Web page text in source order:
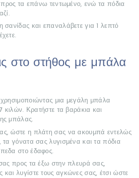
προς τα επάνω τεντωμένο, ενώ τα πόδια
σανίδας και επαναλάβετε για 1 λεπτό
στο στήθος με μπάλα
μια μεγάλη μπάλα
κιλών. Κρατήστε τα βαράκια και
μπάλας.
ώστε η πλάτη σας να ακουμπά εντελώς
γόνατα σας λυγισμένα και τα πόδια
στο έδαφος.
προς τα έξω στην πλευρά σας,
λυγίστε τους αγκώνες σας, έτσι ώστε